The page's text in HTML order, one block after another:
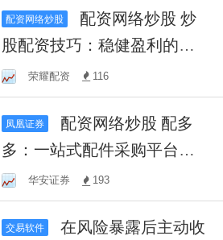
配资网络炒股
股配资技巧：稳健盈利的实
战指南荣耀配资 116
凤凰证券
多：一站式配件采购平台，
轻松满足您的多元需求
华安证券 193
交易软件
在风险暴露后主动收